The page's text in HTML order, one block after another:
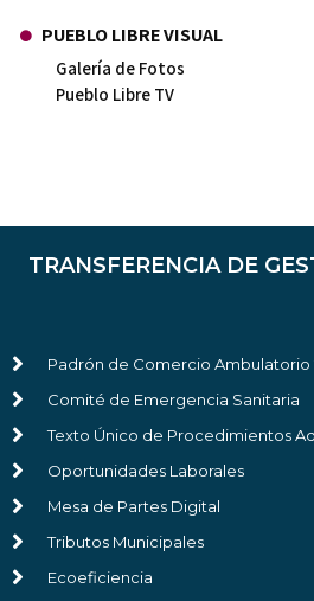
PUEBLO LIBRE VISUAL
Galería de Fotos
Pueblo Libre TV
TRANSFERENCIA DE
Padrón de Comercio Ambulatorio
Comité de Emergencia Sanitaria
Texto Único de Procedimientos
Oportunidades Laborales
Mesa de Partes Digital
Tributos Municipales
Ecoeficiencia